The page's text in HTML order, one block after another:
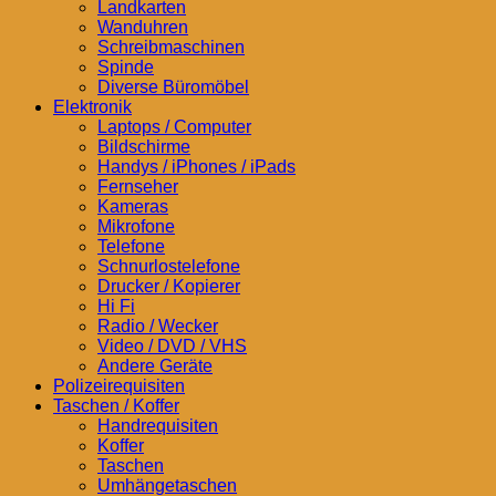
Landkarten
Wanduhren
Schreibmaschinen
Spinde
Diverse Büromöbel
Elektronik
Laptops / Computer
Bildschirme
Handys / iPhones / iPads
Fernseher
Kameras
Mikrofone
Telefone
Schnurlostelefone
Drucker / Kopierer
Hi Fi
Radio / Wecker
Video / DVD / VHS
Andere Geräte
Polizeirequisiten
Taschen / Koffer
Handrequisiten
Koffer
Taschen
Umhängetaschen